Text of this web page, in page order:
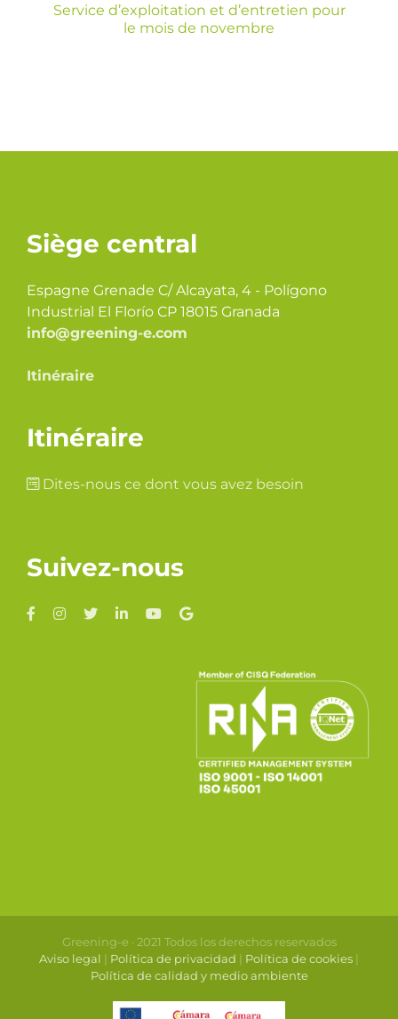
Service d’exploitation et d’entretien pour
le mois de novembre
Siège central
Espagne Grenade C/ Alcayata, 4 - Polígono
Industrial El Florío CP 18015 Granada
info@greening-e.com
Itinéraire
Itinéraire
Dites-nous ce dont vous avez besoin
Suivez-nous
Greening-e · 2021 Todos los derechos reservados
Aviso legal | Política de privacidad | Política de cookies |
Política de calidad y medio ambiente